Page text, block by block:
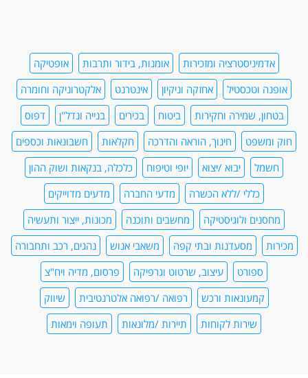
אדמיניסטרציה ומזכירות אומנות, בידור ותרבות
אופטיקה
אופנה וטכסטיל
אחזקה וניקיון אינטרנט
אלקטרוניקה וחומרה
בטחון, שמירה וחקירות
ביטוח בכירים בנייה ונדל"ן
דפוס
חוק ומשפט
חינוך, הוראה והדרכה חקלאות
חשבונאות וכספים
חשמל
יבוא /יצוא יופי וטיפוח
כלכלה, בנקאות ושוק ההון
כללי /ללא הכשרה
מדעי החברה
מדעים מדוייקים
מחסנים ולוגיסטיקה
מחשבים ותוכנה
מכונות, ייצור ותעשיה
מכירות
מסעדנות ובתי קפה משאבי אנוש
נהגים, רכב ותחבורה
ספורט
עיצוב, שרטוט וגרפיקה
פרסום, מדיה ויח"צ
קמעונאות ורכש
רפואה /רפואה אלטרנטיבית
שיווק
שירות לקוחות
תיירות /מלונאות תעופה וימאות